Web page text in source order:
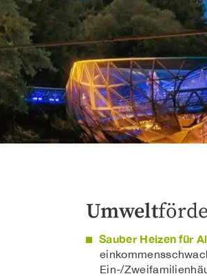
Umwelt
Sauber Heizen für
Ein-/